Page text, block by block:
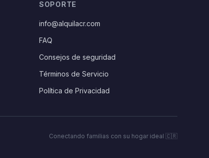
SOPORTE
info@alquilacr.com
FAQ
Consejos de seguridad
Términos de Servicio
Política de Privacidad
Conectando familias con su hogar ideal 🇨🇷